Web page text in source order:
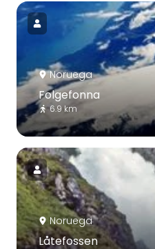
Noruega
Folgefonna
6.9 km
Noruega
Låtefossen